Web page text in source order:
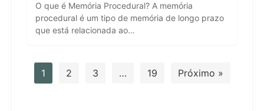
O que é Memória Procedural? A memória
procedural é um tipo de memória de longo prazo
que está relacionada ao…
1 2 3 … 19 Próximo »